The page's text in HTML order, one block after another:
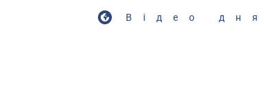
Відео дня